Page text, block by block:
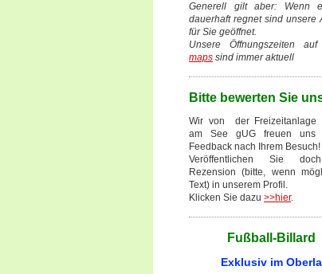
Generell gilt aber: Wenn
dauerhaft regnet sind unsere
für Sie geöffnet.
Unsere Öffnungszeiten auf
maps sind immer aktuell
Bitte bewerten Sie
Wir von der Freizeitanlage
am See gUG freuen uns
Feedback nach Ihrem Besuch!
Veröffentlichen Sie
Rezension (bitte, wenn
Text) in unserem Profil.
Klicken Sie dazu >>hier.
Fußball-Billard
Exklusiv im